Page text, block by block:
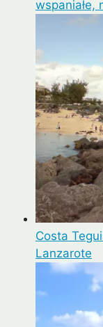
wspaniałe,
Costa
Lanzarote